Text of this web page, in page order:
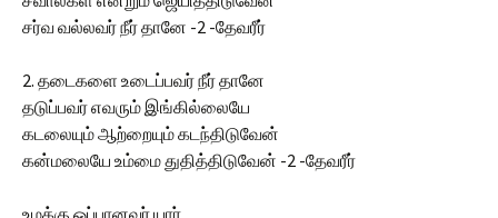
சர்வ வல்லவர் நீர் தானே -2 -தேவரீர்
2. தடைகளை உடைப்பவர் நீர் தானே
தடுப்பவர் எவரும் இங்கில்லையே
கடலையும் ஆற்றையும் கடந்திடுவேன்
கன்மலையே உம்மை துதித்திடுவேன் -2 -தேவரீர்
உமக்கு ஒப்பானவர் யார்